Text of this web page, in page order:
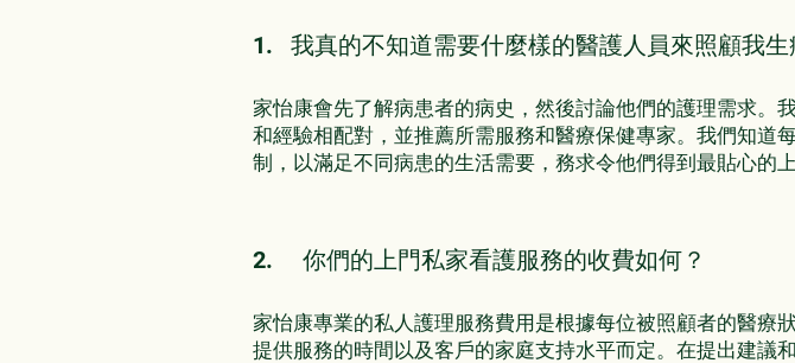
1. 我真的不知道需要什麼樣的醫護人員來照顧我
家怡康會先了解病患者的病史，然後討論他們的護理需求。
和經驗相配對，並推薦所需服務和醫療保健專家。我們知道
制，以滿足不同病患的生活需要，務求令他們得到最貼心的
2. 你們的上門私家看護服務的收費如何？
家怡康專業的私人護理服務費用是根據每位被照顧者的醫療
提供服務的時間以及客戶的家庭支持水平而定。在提出建議